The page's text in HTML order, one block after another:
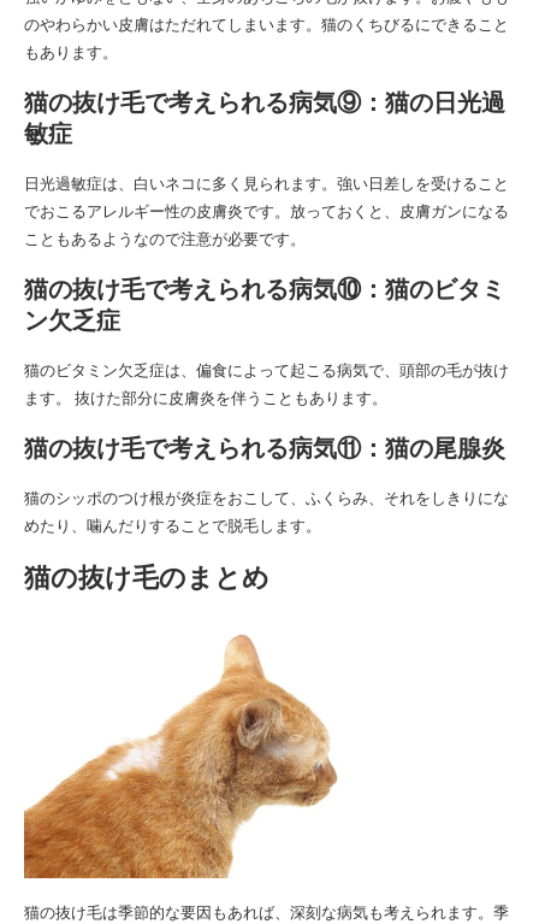
のやわらかい皮膚はただれてしまいます。猫のくちびるにできること
もあります。
猫の抜け毛で考えられる病気⑨：猫の日光過
敏症
日光過敏症は、白いネコに多く見られます。強い日差しを受けること
でおこるアレルギー性の皮膚炎です。放っておくと、皮膚ガンになる
こともあるようなので注意が必要です。
猫の抜け毛で考えられる病気⑩：猫のビタミ
ン欠乏症
猫のビタミン欠乏症は、偏食によって起こる病気で、頭部の毛が抜け
ます。 抜けた部分に皮膚炎を伴うこともあります。
猫の抜け毛で考えられる病気⑪：猫の尾腺炎
猫のシッポのつけ根が炎症をおこして、ふくらみ、それをしきりにな
めたり、噛んだりすることで脱毛します。
猫の抜け毛のまとめ
猫の抜け毛は季節的な要因もあれば、深刻な病気も考えられます。季